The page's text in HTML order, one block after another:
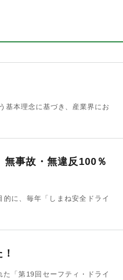
基本理念に基づき、産業界にお
無事故・無違反100％
に、毎年「しまね安全ドライ
「第19回セーフティ・ドライ